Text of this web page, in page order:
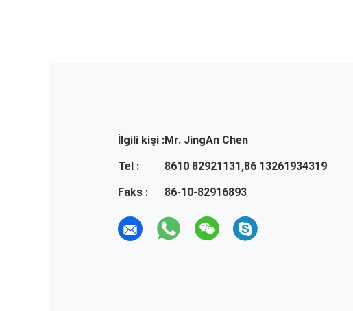
İlgili kişi :Mr. JingAn Chen
Tel :
8610 82921131,86 13261934319
Faks :
86-10-82916893